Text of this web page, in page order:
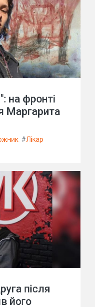
на фронті
Маргарита
#Лікар
після
його